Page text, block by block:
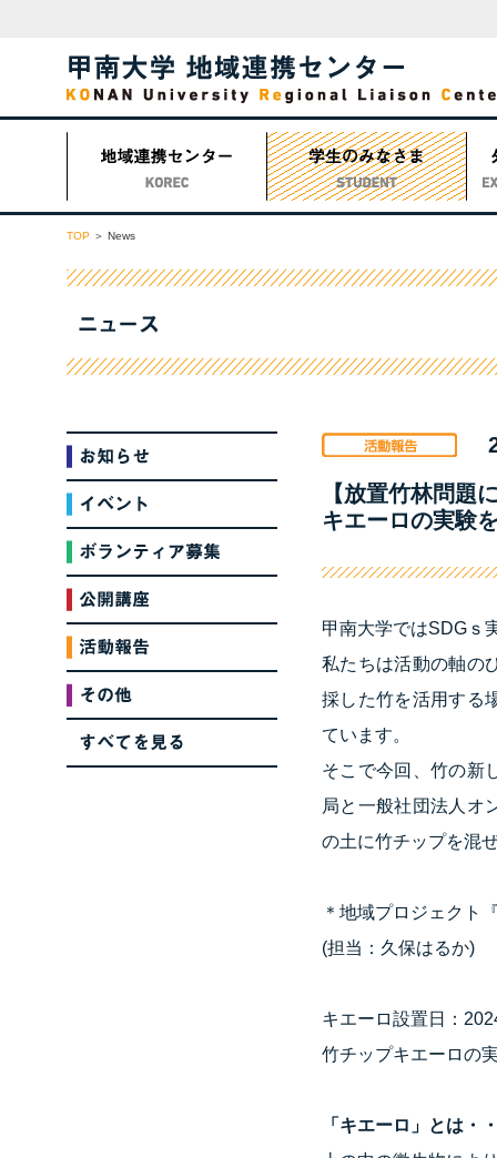
TOP News
【放置竹林問題
キエーロの実験
甲南大学ではSDGｓ
私たちは活動の軸の
採した竹を活用する
ています。
そこで今回、竹の新
局と一般社団法人オ
の土に竹チップを混
＊地域プロジェクト
(担当：久保はるか)
キエーロ設置日：
竹チップキエーロの
「キエーロ」とは・